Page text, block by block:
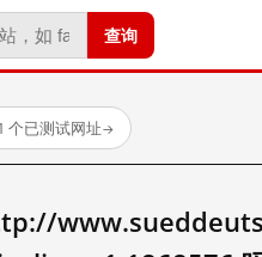
查询
个已测试网址→